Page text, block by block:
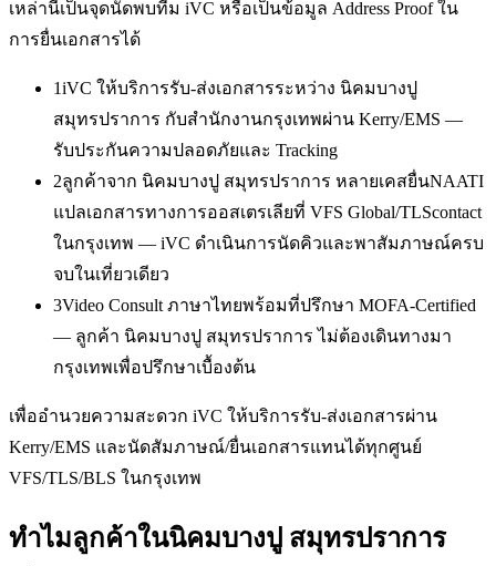
เหล่านี้เป็นจุดนัดพบทีม iVC หรือเป็นข้อมูล Address Proof ใน
การยื่นเอกสารได้
1iVC ให้บริการรับ-ส่งเอกสารระหว่าง นิคมบางปู
สมุทรปราการ กับสำนักงานกรุงเทพผ่าน Kerry/EMS —
รับประกันความปลอดภัยและ Tracking
2ลูกค้าจาก นิคมบางปู สมุทรปราการ หลายเคสยื่นNAATI
แปลเอกสารทางการออสเตรเลียที่ VFS Global/TLScontact
ในกรุงเทพ — iVC ดำเนินการนัดคิวและพาสัมภาษณ์ครบ
จบในเที่ยวเดียว
3Video Consult ภาษาไทยพร้อมที่ปรึกษา MOFA-Certified
— ลูกค้า นิคมบางปู สมุทรปราการ ไม่ต้องเดินทางมา
กรุงเทพเพื่อปรึกษาเบื้องต้น
เพื่ออำนวยความสะดวก iVC ให้บริการรับ-ส่งเอกสารผ่าน
Kerry/EMS และนัดสัมภาษณ์/ยื่นเอกสารแทนได้ทุกศูนย์
VFS/TLS/BLS ในกรุงเทพ
ทำไมลูกค้าในนิคมบางปู สมุทรปราการ